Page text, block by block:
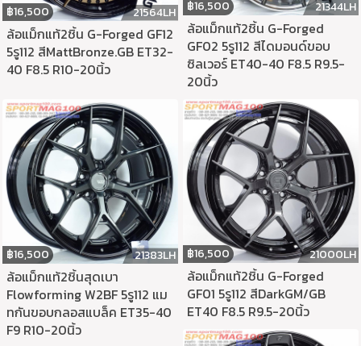
฿16,500 21564LH
ล้อแม็กแท้2ชิ้น G-Forged GF12
5รู112 สีMattBronze.GB ET32-
40 F8.5 R10-20นิ้ว
฿16,500 21344LH
ล้อแม็กแท้2ชิ้น G-Forged
GF02 5รู112 สีไดมอนด์ขอบ
ซิลเวอร์ ET40-40 F8.5 R9.5-
20นิ้ว
฿16,500 21383LH
ล้อแม็กแท้2ชิ้นสุดเบา
Flowforming W2BF 5รู112 แม
ทกันขอบกลอสแบล็ค ET35-40
F9 R10-20นิ้ว
฿16,500 21000LH
ล้อแม็กแท้2ชิ้น G-Forged
GF01 5รู112 สีDarkGM/GB
ET40 F8.5 R9.5-20นิ้ว